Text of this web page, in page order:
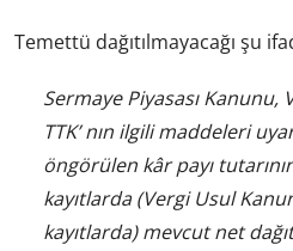
Temettü dağıtılmayacağı şu
Sermaye Piyasası Kanunu,
TTK’ nın ilgili maddeleri
öngörülen kâr payı
kayıtlarda (Vergi Usul
kayıtlarda) mevcut net